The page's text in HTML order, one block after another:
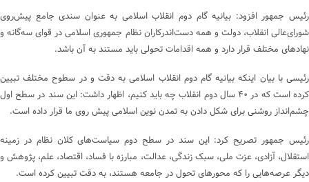
رئیس جمهور افزود: بیانیه گام دوم انقلاب اسلامی به عنوان سندی جامع پیش‌روی
شورای‌عالی انقلاب، دولت و همه دست‌اندرکاران نظام جمهوری اسلامی در قوای سه‌گانه و
نهادهای مختلف قرار دارد و همه اقدامات تحولی باید مستند به آن باشد.
رئیسی با بیان اینکه بیانیه گام دوم انقلاب اسلامی به دقت و در سطوح مختلف تبیین
کرده است که در ۴۰ سال دوم انقلاب چه باید کنیم، اظهار داشت: این سند در سطح اول
چشم‌انداز روشنی برای شکل‌ دادن به تمدن نوین اسلامی پیش روی ما قرار داده است.
رئیس جمهور تصریح کرد: این سند در سطح دوم سیاست‌های کلان نظام در زمینه
استقلال، آزادی، عزت ملی، سبک زندگی، عدالت، مبارزه با فساد، اقتصاد، علم، پژوهش و
دیگر عرصه‌هایی را که محورهای تحول در جامعه هستند، به دقت تبیین کرده است.